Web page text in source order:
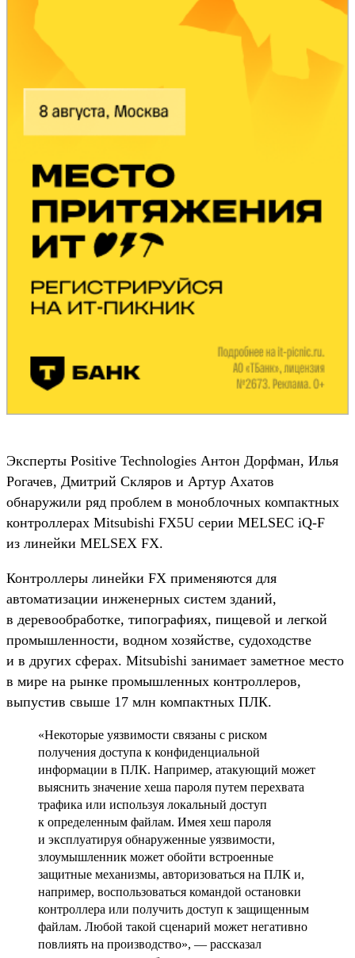
Эксперты Positive Technologies Антон Дорфман, Илья
Рогачев, Дмитрий Скляров и Артур Ахатов
обнаружили ряд проблем в моноблочных компактных
контроллерах Mitsubishi FX5U серии MELSEC iQ-F
из линейки MELSEX FX.
Контроллеры линейки FX применяются для
автоматизации инженерных систем зданий,
в деревообработке, типографиях, пищевой и легкой
промышленности, водном хозяйстве, судоходстве
и в других сферах. Mitsubishi занимает заметное место
в мире на рынке промышленных контроллеров,
выпустив свыше 17 млн компактных ПЛК.
«Некоторые уязвимости связаны с риском
получения доступа к конфиденциальной
информации в ПЛК. Например, атакующий может
выяснить значение хеша пароля путем перехвата
трафика или используя локальный доступ
к определенным файлам. Имея хеш пароля
и эксплуатируя обнаруженные уязвимости,
злоумышленник может обойти встроенные
защитные механизмы, авторизоваться на ПЛК и,
например, воспользоваться командой остановки
контроллера или получить доступ к защищенным
файлам. Любой такой сценарий может негативно
повлиять на производство», — рассказал